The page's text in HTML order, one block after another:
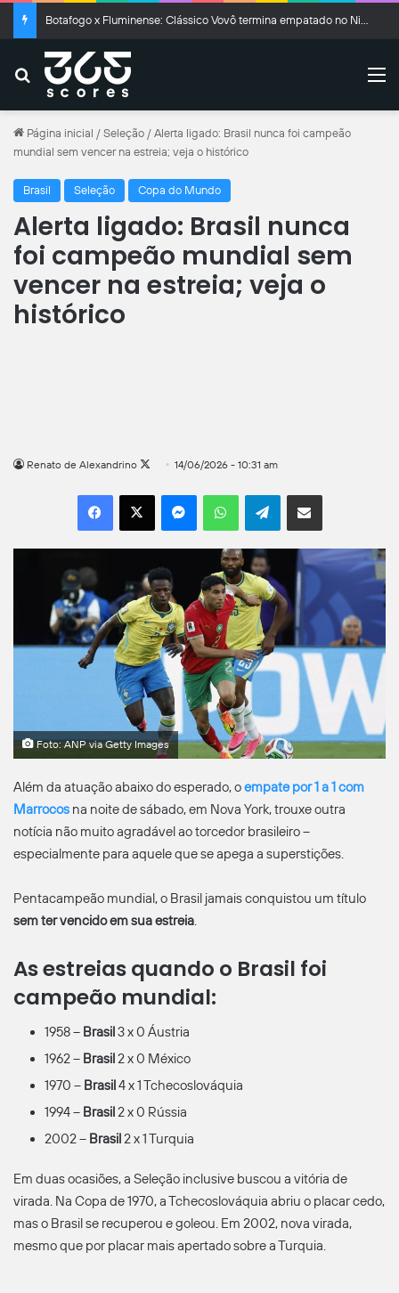
Botafogo x Fluminense: Clássico Vovô termina empatado no Nilton Santos
Buscar
Página inicial / Seleção / Alerta ligado: Brasil nunca foi campeão
mundial sem vencer na estreia; veja o histórico
Brasil Seleção Copa do Mundo
Alerta ligado: Brasil nunca
foi campeão mundial sem
vencer na estreia; veja o
histórico
Renato de Alexandrino
Follow14/06/2026 - 10:31 am
Facebook
X MessengerWhatsAppTelegramCompartilhar por e-mail
Foto: ANP via Getty Images
Além da atuação abaixo do esperado, oempate por 1 a 1 com
Marrocos na noite de sábado, em Nova York, trouxe outra
notícia não muito agradável ao torcedor brasileiro –
especialmente para aquele que se apega a superstições.
Pentacampeão mundial, o Brasil jamais conquistou um título
sem ter vencido em sua estreia.
As estreias quando o Brasil foi
campeão mundial:
1958 – Brasil3 x 0 Áustria
1962 – Brasil2 x 0 México
1970 – Brasil4 x 1 Tchecoslováquia
1994 – Brasil2 x 0 Rússia
2002 – Brasil2 x 1 Turquia
Em duas ocasiões, a Seleção inclusive buscou a vitória de
virada. Na Copa de 1970, a Tchecoslováquia abriu o placar cedo,
mas o Brasil se recuperou e goleou. Em 2002, nova virada,
mesmo que por placar mais apertado sobre a Turquia.